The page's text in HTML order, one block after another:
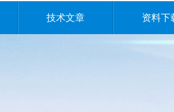
技术文章 资料下